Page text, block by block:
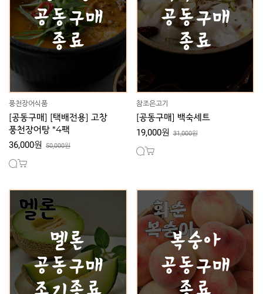
풍천장어식품
[공동구매] [택배전용] 고창
풍천장어탕 *4팩
36,000원 50,000원
참조은고기
[공동구매] 백숙세트
19,000원 31,000원